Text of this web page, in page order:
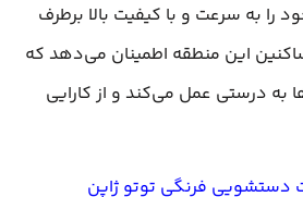
را به سرعت و با کیفیت بالا برطرف
این منطقه اطمینان می‌دهد که
به درستی عمل می‌کند و از کارایی
دستشویی فرنگی توتو ژاپن